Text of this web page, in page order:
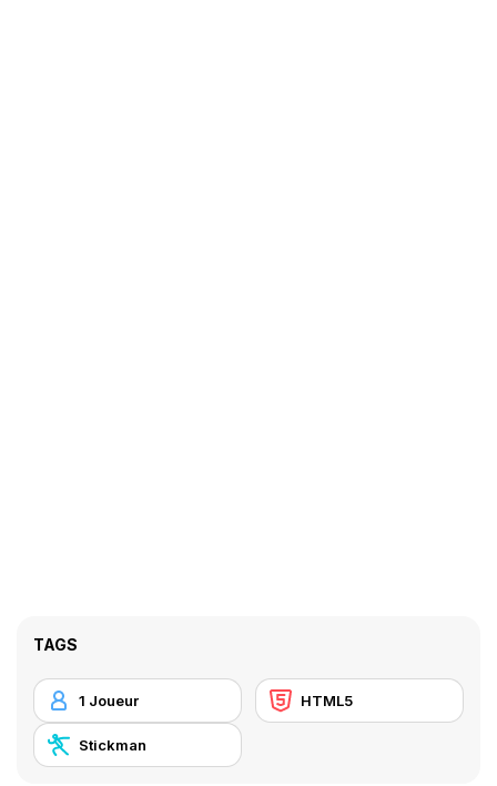
TAGS
1 Joueur HTML5
Stickman